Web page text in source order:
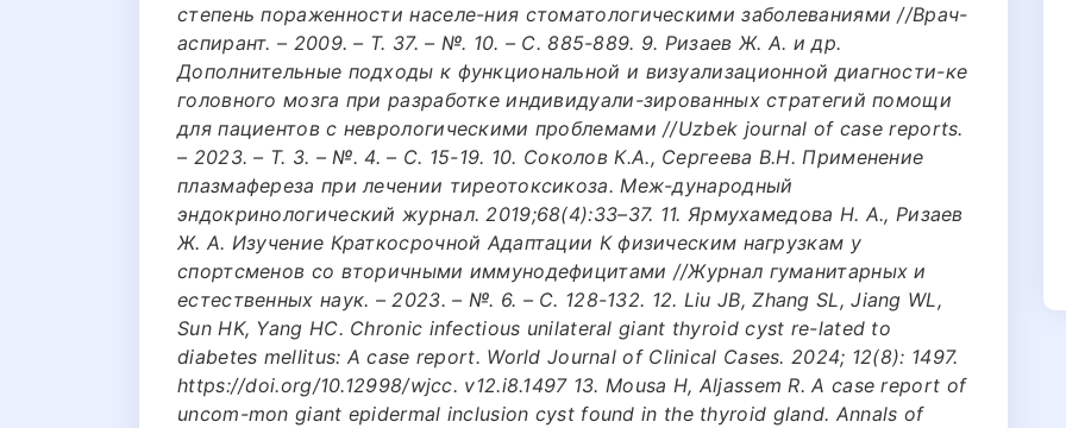
степень пораженности населе-ния стоматологическими заболеваниями //Врач-
аспирант. – 2009. – Т. 37. – №. 10. – С. 885-889. 9. Ризаев Ж. А. и др.
Дополнительные подходы к функциональной и визуализационной диагности-ке
головного мозга при разработке индивидуали-зированных стратегий помощи
для пациентов с неврологическими проблемами //Uzbek journal of case reports.
– 2023. – Т. 3. – №. 4. – С. 15-19. 10. Соколов К.А., Сергеева В.Н. Применение
плазмафереза при лечении тиреотоксикоза. Меж-дународный
эндокринологический журнал. 2019;68(4):33–37. 11. Ярмухамедова Н. А., Ризаев
Ж. А. Изучение Краткосрочной Адаптации К физическим нагрузкам у
спортсменов со вторичными иммунодефицитами //Журнал гуманитарных и
естественных наук. – 2023. – №. 6. – С. 128-132. 12. Liu JB, Zhang SL, Jiang WL,
Sun HK, Yang HC. Chronic infectious unilateral giant thyroid cyst re-lated to
diabetes mellitus: A case report. World Journal of Clinical Cases. 2024; 12(8): 1497.
https://doi.org/10.12998/wjcc. v12.i8.1497 13. Mousa H, Aljassem R. A case report of
uncom-mon giant epidermal inclusion cyst found in the thyroid gland. Annals of